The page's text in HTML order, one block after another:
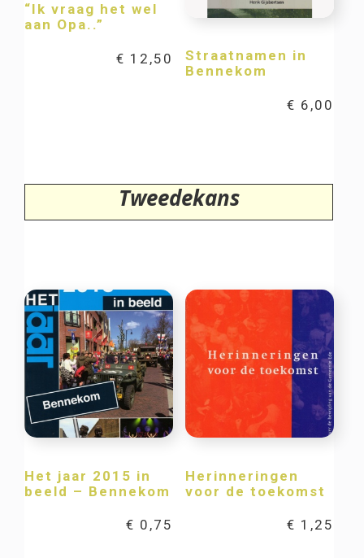
“Ik vraag het wel
aan Opa..”
€ 12,50
Straatnamen in
Bennekom
€ 6,00
Tweedekans
Het jaar 2015 in
beeld – Bennekom
€ 0,75
Herinneringen
voor de toekomst
€ 1,25